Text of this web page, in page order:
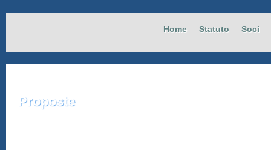
Home Statuto Soci
Proposte